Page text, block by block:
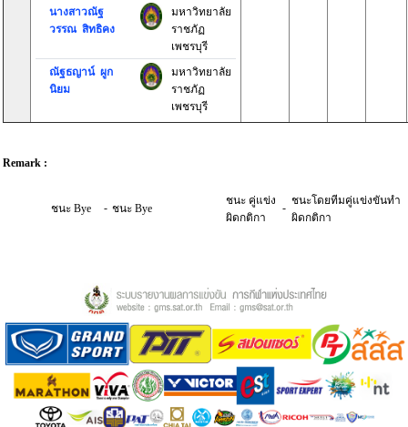
นางสาวณัฐ
วรรณ สิทธิคง
มหาวิทยาลัย
ราชภัฏ
เพชรบุรี
ณัฐธญาน์ ผูก
นิยม
มหาวิทยาลัย
ราชภัฏ
เพชรบุรี
Remark :
ชนะ Bye - ชนะ Bye
ชนะ คู่แข่ง
ผิดกติกา
-
ชนะโดยทีมคู่แข่งขันทำ
ผิดกติกา